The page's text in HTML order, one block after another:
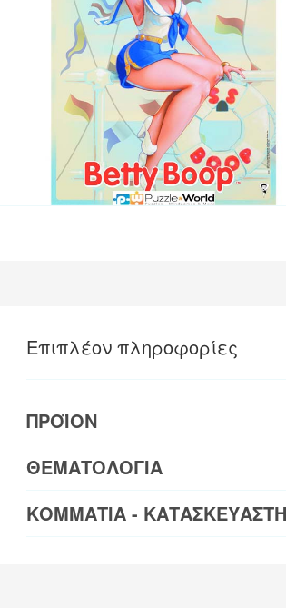
Επιπλέον πληροφορίες
ΠΡΟΪΟΝ
ΘΕΜΑΤΟΛΟΓΙΑ
ΚΟΜΜΑΤΙΑ -